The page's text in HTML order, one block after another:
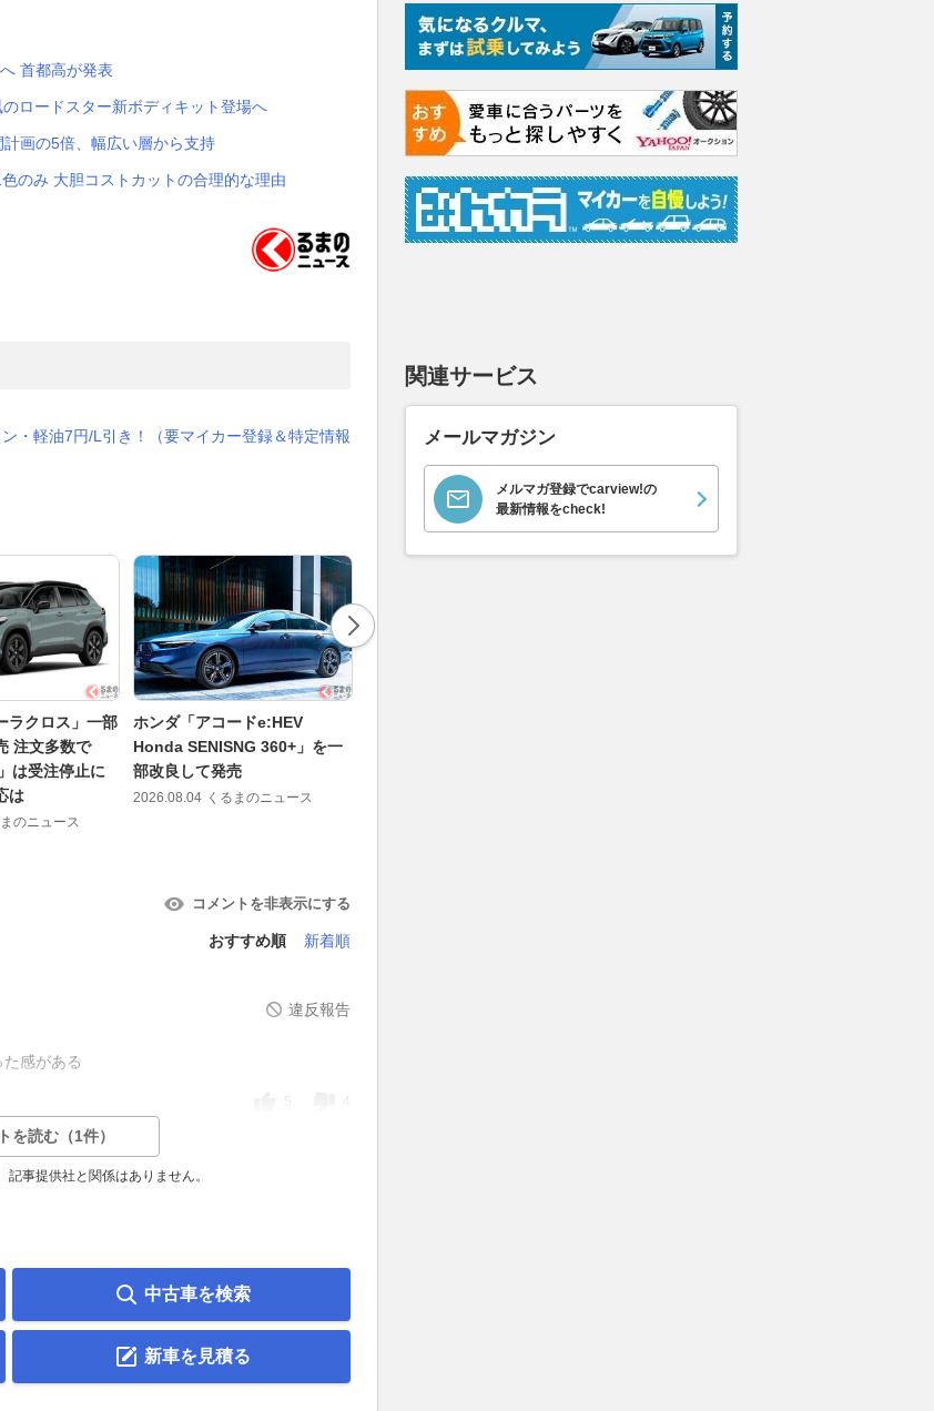
首都高が発表
ロードスター新ボディキット登場へ
画の5倍、幅広い層から支持
のみ 大胆コストカットの合理的な理由
・軽油7円/L引き！（要マイカー登録＆特定情報
ラクロス」一部
注文多数で
は受注停止に
は
のニュース
ホンダ「アコードe:HEV
Honda SENISNG 360+」を一
部改良して発売
2026.08.04 くるまのニュース
コメントを非表示にする
おすすめ順 新着順
違反報告
感がある
5 4
を読む（1件）
事提供社と関係はありません。
中古車を検索
新車を見積る
関連サービス
メールマガジン
メルマガ登録でcarview!の
最新情報をcheck!